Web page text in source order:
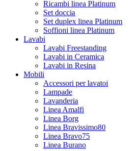
Ricambi linea Platinum
Set doccia
Set duplex linea Platinum
Soffioni linea Platinum
Lavabi
Lavabi Freestanding
Lavabi in Ceramica
Lavabi in Resina
Mobili
Accessori per lavatoi
Lampade
Lavanderia
Linea Amalfi
Linea Borg
Linea Bravissimo80
Linea Bravo75
Linea Burano